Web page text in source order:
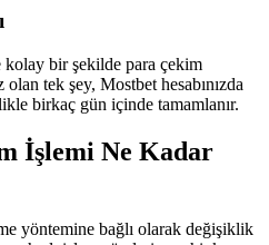
kolay bir şekilde para çekim
tek şey, Mostbet hesabınızda
birkaç gün içinde tamamlanır.
İşlemi Ne Kadar
yöntemine bağlı olarak değişiklik